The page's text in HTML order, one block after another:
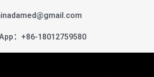
：+86-18012759580